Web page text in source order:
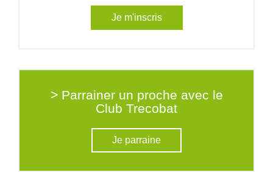
Je m'inscris
> Parrainer un proche avec le
Club Trecobat
Je parraine